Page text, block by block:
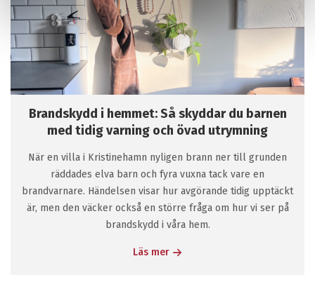
Brandskydd i hemmet: Så skyddar du barnen
med tidig varning och övad utrymning
När en villa i Kristinehamn nyligen brann ner till grunden
räddades elva barn och fyra vuxna tack vare en
brandvarnare. Händelsen visar hur avgörande tidig upptäckt
är, men den väcker också en större fråga om hur vi ser på
brandskydd i våra hem.
Läs mer